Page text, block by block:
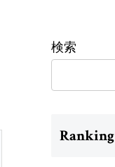
検索
Ranking